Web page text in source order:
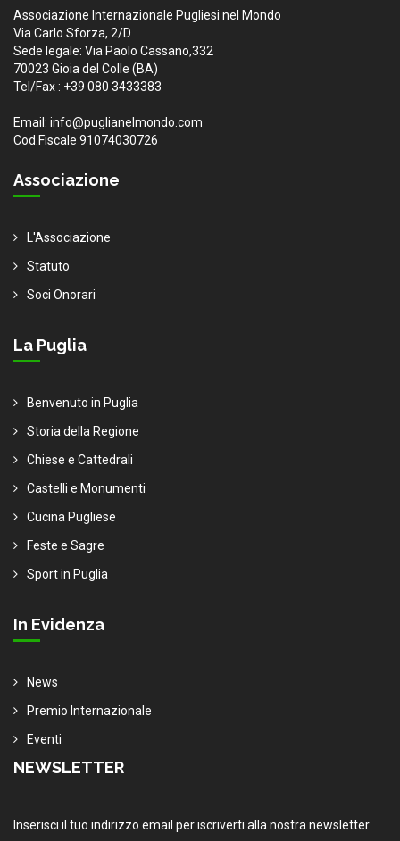
Associazione Internazionale Pugliesi nel Mondo
Via Carlo Sforza, 2/D
Sede legale: Via Paolo Cassano,332
70023 Gioia del Colle (BA)
Tel/Fax : +39 080 3433383
Email: info@puglianelmondo.com
Cod.Fiscale 91074030726
Associazione
L'Associazione
Statuto
Soci Onorari
La Puglia
Benvenuto in Puglia
Storia della Regione
Chiese e Cattedrali
Castelli e Monumenti
Cucina Pugliese
Feste e Sagre
Sport in Puglia
In Evidenza
News
Premio Internazionale
Eventi
NEWSLETTER
Inserisci il tuo indirizzo email per iscriverti alla nostra newsletter